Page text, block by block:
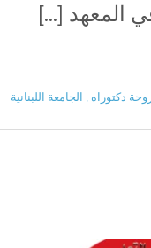
المعهد […]
دكتوراه , الجامعة اللبنانية